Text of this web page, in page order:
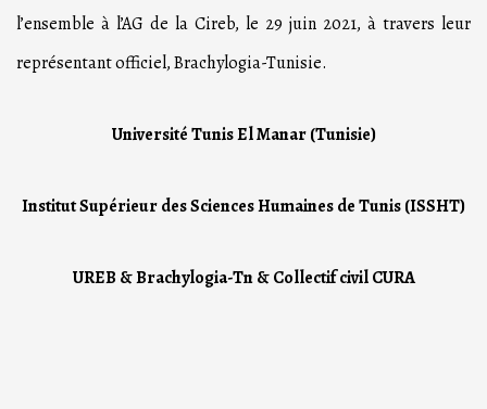
l’ensemble à l’AG de la Cireb, le 29 juin 2021, à travers leur
représentant officiel, Brachylogia-Tunisie.
Université Tunis El Manar (Tunisie)
Institut Supérieur des Sciences Humaines de Tunis (ISSHT)
UREB & Brachylogia-Tn & Collectif civil CURA